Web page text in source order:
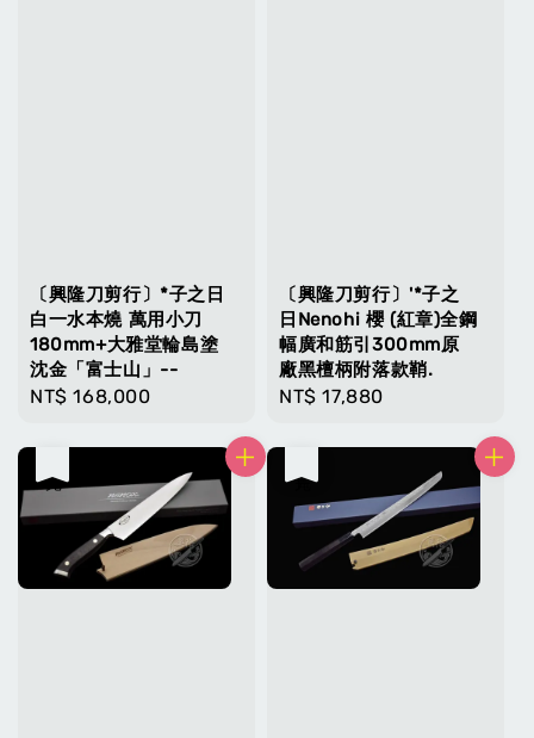
〔興隆刀剪行〕*子之日
白一水本燒 萬用小刀
180mm+大雅堂輪島塗
沈金「富士山」--
Regular
NT$ 168,000
〔興隆刀剪行〕'*子之
日Nenohi 櫻 (紅章)全鋼
幅廣和筋引300mm原
廠黑檀柄附落款鞘.
Regular
NT$ 17,880